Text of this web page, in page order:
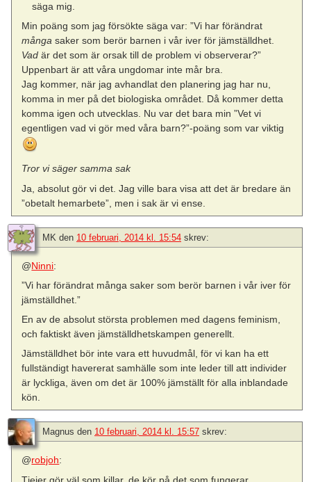
säga mig.
Min poäng som jag försökte säga var: ”Vi har förändrat
många saker som berör barnen i vår iver för jämställdhet.
Vad är det som är orsak till de problem vi observerar?”
Uppenbart är att våra ungdomar inte mår bra.
Jag kommer, när jag avhandlat den planering jag har nu,
komma in mer på det biologiska området. Då kommer detta
komma igen och utvecklas. Nu var det bara min ”Vet vi
egentligen vad vi gör med våra barn?”-poäng som var viktig
Tror vi säger samma sak
Ja, absolut gör vi det. Jag ville bara visa att det är bredare än
”obetalt hemarbete”, men i sak är vi ense.
MK den 10 februari, 2014 kl. 15:54 skrev:
@Ninni:
”Vi har förändrat många saker som berör barnen i vår iver för
jämställdhet.”
En av de absolut största problemen med dagens feminism,
och faktiskt även jämställdhetskampen generellt.
Jämställdhet bör inte vara ett huvudmål, för vi kan ha ett
fullständigt havererat samhälle som inte leder till att individer
är lyckliga, även om det är 100% jämställt för alla inblandade
kön.
Magnus den 10 februari, 2014 kl. 15:57 skrev:
@robjoh:
Tjejer gör väl som killar, de kör på det som fungerar.